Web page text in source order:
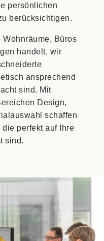
persönlichen
berücksichtigen.
Wohnräume, Büros
handelt, wir
ansprechend
sind. Mit
Design,
schaffen
perfekt auf Ihre
sind.